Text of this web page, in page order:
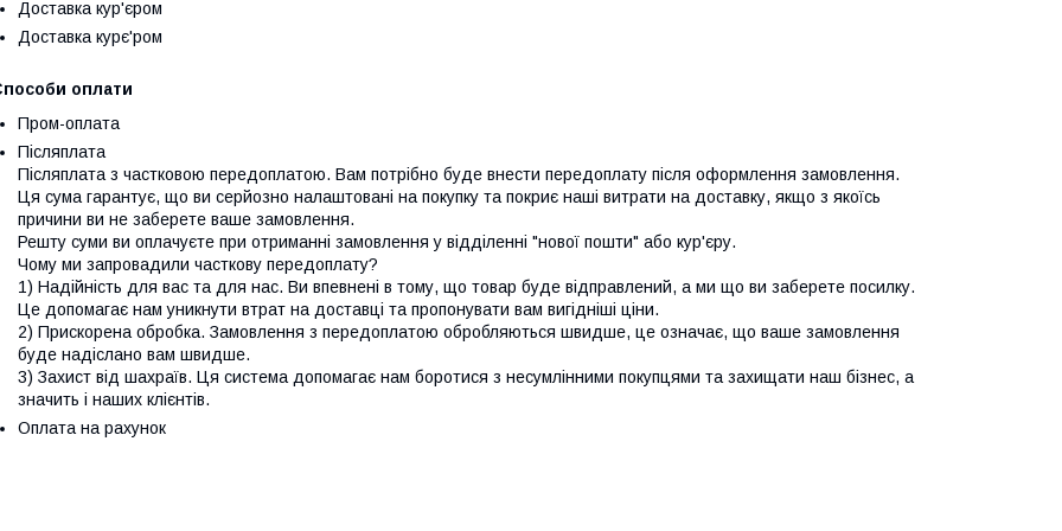
Доставка кур'єром
Доставка курє'ром
оплати
Пром-оплата
Післяплата
Післяплата з частковою передоплатою. Вам потрібно буде внести передоплату після оформлення замовлення.
Ця сума гарантує, що ви серйозно налаштовані на покупку та покриє наші витрати на доставку, якщо з якоїсь
причини ви не заберете ваше замовлення.
Решту суми ви оплачуєте при отриманні замовлення у відділенні "нової пошти" або кур'єру.
Чому ми запровадили часткову передоплату?
1) Надійність для вас та для нас. Ви впевнені в тому, що товар буде відправлений, а ми що ви заберете посилку.
Це допомагає нам уникнути втрат на доставці та пропонувати вам вигідніші ціни.
2) Прискорена обробка. Замовлення з передоплатою обробляються швидше, це означає, що ваше замовлення
буде надіслано вам швидше.
3) Захист від шахраїв. Ця система допомагає нам боротися з несумлінними покупцями та захищати наш бізнес, а
значить і наших клієнтів.
Оплата на рахунок